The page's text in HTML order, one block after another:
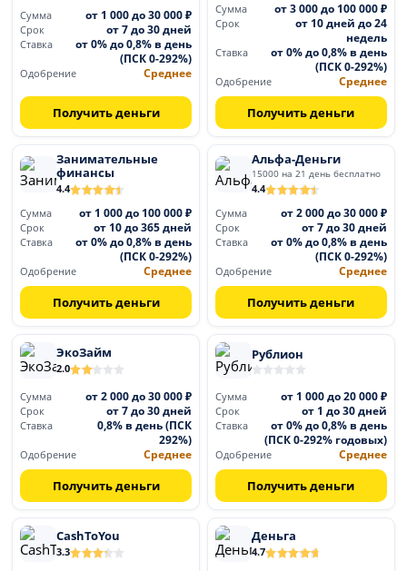
Сумма
от 1 000 до 30 000 ₽
Срок от 7 до 30 дней
Ставка
от 0% до 0,8% в день
(ПСК 0-292%)
Одобрение Среднее
Получить деньги
Сумма от 3 000 до 100 000 ₽
Срок
от 10 дней до 24
недель
Ставка
от 0% до 0,8% в день
(ПСК 0-292%)
Одобрение Среднее
Получить деньги
Занимательные
финансы
4.4
Сумма
от 1 000 до 100 000 ₽
Срок от 10 до 365 дней
Ставка
от 0% до 0,8% в день
(ПСК 0-292%)
Одобрение Среднее
Получить деньги
Альфа-Деньги
15000 на 21 день бесплатно
4.4
Сумма
от 2 000 до 30 000 ₽
Срок от 7 до 30 дней
Ставка
от 0% до 0,8% в день
(ПСК 0-292%)
Одобрение Среднее
Получить деньги
ЭкоЗайм
2.0
Сумма от 2 000 до 30 000 ₽
Срок от 7 до 30 дней
Ставка
0,8% в день (ПСК
292%)
Одобрение Среднее
Получить деньги
Рублион
Сумма от 1 000 до 20 000 ₽
Срок от 1 до 30 дней
Ставка
от 0% до 0,8% в день
(ПСК 0-292% годовых)
Одобрение Среднее
Получить деньги
CashToYou
3.3
Деньга
4.7